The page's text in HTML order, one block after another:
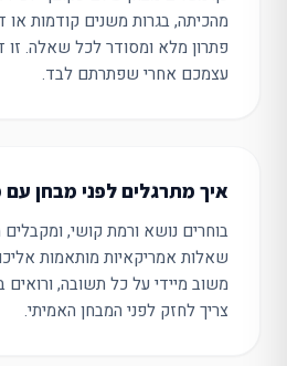
מהכיתה, בגרות משנים קודמות או
פתרון מלא ומסודר לכל שאלה. זו
עצמכם אחרי שפתרתם לבד.
איך מתרגלים לפני מבחן
בוחרים נושא ורמת קושי,
שאלות אמריקאיות מותאמות
משוב מיידי על כל תשובה, ורואים
צריך לחזק לפני המבחן האמיתי.